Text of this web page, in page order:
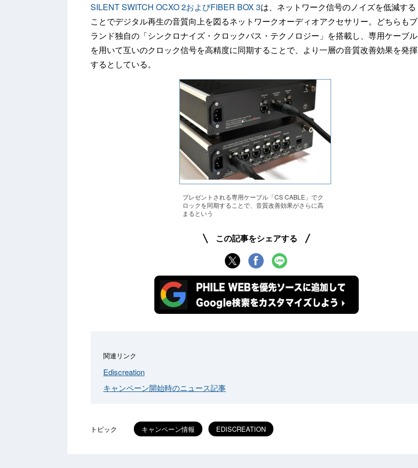
SILENT SWITCH OCXO 2およびFIBER BOX 3は、ネットワーク信号のノイズを低減する
ことでデジタル再生の音質向上を図るネットワークオーディオアクセサリー。どちらもブ
ランド独自の「シンクロナイズ・クロックバス・テクノロジー」を搭載し、専用ケーブル
を用いて互いのクロック信号を高精度に同期することで、より一層の音質改善効果を発揮
するとしている。
プレゼントされる専用ケーブル「CS CABLE」でク
ロックを同期することで、音質改善効果がさらに高
まるという
この記事をシェアする
関連リンク
Ediscreation
キャンペーン開始時のニュース記事
トピック キャンペーン情報 EDISCREATION